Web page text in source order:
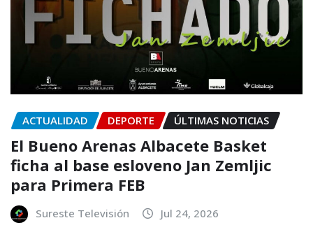
ACTUALIDAD DEPORTE ÚLTIMAS NOTICIAS
El Bueno Arenas Albacete Basket
ficha al base esloveno Jan Zemljic
para Primera FEB
Sureste Televisión Jul 24, 2026